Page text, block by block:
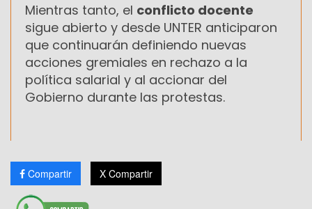
Mientras tanto, el conflicto docente
sigue abierto y desde UNTER anticiparon
que continuarán definiendo nuevas
acciones gremiales en rechazo a la
política salarial y al accionar del
Gobierno durante las protestas.
Compartir X Compartir